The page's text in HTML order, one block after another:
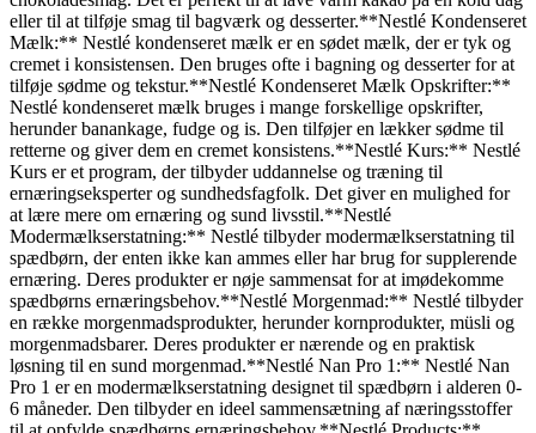
eller til at tilføje smag til bagværk og desserter.**Nestlé Kondenseret
Mælk:** Nestlé kondenseret mælk er en sødet mælk, der er tyk og
cremet i konsistensen. Den bruges ofte i bagning og desserter for at
tilføje sødme og tekstur.**Nestlé Kondenseret Mælk Opskrifter:**
Nestlé kondenseret mælk bruges i mange forskellige opskrifter,
herunder banankage, fudge og is. Den tilføjer en lækker sødme til
retterne og giver dem en cremet konsistens.**Nestlé Kurs:** Nestlé
Kurs er et program, der tilbyder uddannelse og træning til
ernæringseksperter og sundhedsfagfolk. Det giver en mulighed for
at lære mere om ernæring og sund livsstil.**Nestlé
Modermælkserstatning:** Nestlé tilbyder modermælkserstatning til
spædbørn, der enten ikke kan ammes eller har brug for supplerende
ernæring. Deres produkter er nøje sammensat for at imødekomme
spædbørns ernæringsbehov.**Nestlé Morgenmad:** Nestlé tilbyder
en række morgenmadsprodukter, herunder kornprodukter, müsli og
morgenmadsbarer. Deres produkter er nærende og en praktisk
løsning til en sund morgenmad.**Nestlé Nan Pro 1:** Nestlé Nan
Pro 1 er en modermælkserstatning designet til spædbørn i alderen 0-
6 måneder. Den tilbyder en ideel sammensætning af næringsstoffer